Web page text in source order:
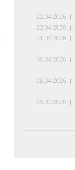
22.04.2026
22.04.2026
21.04.2026
13.04.2026
06.04.2026
25.03.2026